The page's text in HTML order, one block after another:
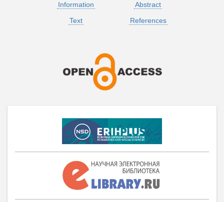
Information
Abstract
Text
References